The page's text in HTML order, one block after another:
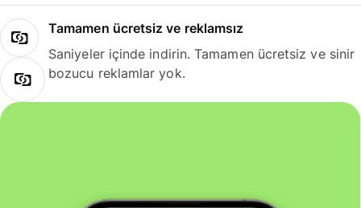
Tamamen ücretsiz ve reklamsız
Saniyeler içinde indirin. Tamamen ücretsiz ve sinir
bozucu reklamlar yok.